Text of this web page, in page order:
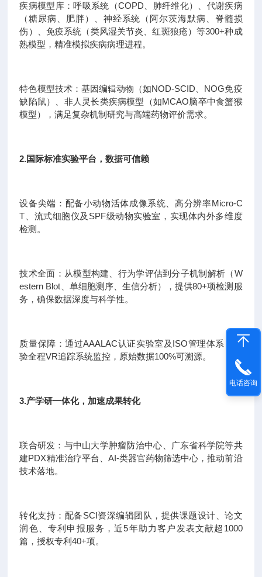
疾病模型库：呼吸系统（COPD、肺纤维化）、代谢疾病
（糖尿病、肥胖）、神经系统（阿尔茨海默病、脊髓损
伤）、免疫系统（类风湿关节炎、红斑狼疮）等300+种成
熟模型，精准模拟疾病病理进程。
特色模型技术：基因编辑动物（如NOD-SCID、NOG免疫
缺陷鼠）、非人灵长类疾病模型（如MCAO脑卒中食蟹猴
模型），满足复杂机制研究与高端药物评价需求。
2.国际标准实验平台，数据可信赖
设备尖端：配备小动物活体成像系统、高分辨率Micro-C
T、流式细胞仪及SPF级动物实验室，实现体内外多维度
检测。
技术全面：从模型构建、行为学评估到分子机制解析（W
estern Blot、单细胞测序、生信分析），提供80+项检测服
务，确保数据深度与科学性。
质量保障：通过AAALAC认证实验室及ISO管理体系，实
验全程VR追踪系统监控，原始数据100%可溯源。
3.产学研一体化，加速成果转化
联合研发：与中山大学肿瘤防治中心、广东省科学院等共
建PDX精准治疗平台、AI-类器官药物筛选中心，推动前沿
技术落地。
转化支持：配备SCI资深编辑团队，提供课题设计、论文
润色、专利申报服务，近5年助力客户发表文献超1000
篇，授权专利40+项。
电话咨询